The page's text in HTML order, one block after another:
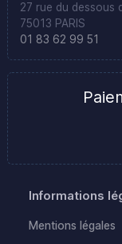
27 rue du dessous
75013 PARIS
01 83 62 99 51
Informations
Mentions légales